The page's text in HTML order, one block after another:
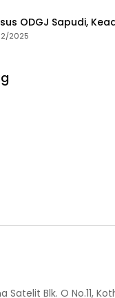
ODGJ Sapudi,
2025
Satelit Blk. O No.11,